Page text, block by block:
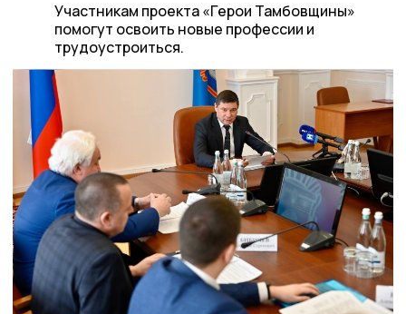
Участникам проекта «Герои Тамбовщины»
помогут освоить новые профессии и
трудоустроиться.